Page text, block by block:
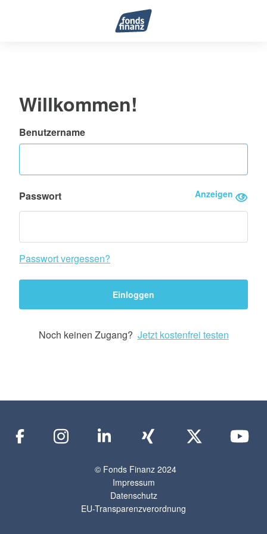
Willkommen!
Benutzername
Passwort Anzeigen
Passwort vergessen?
Einloggen
Noch keinen Zugang? Jetzt kostenfrei testen
© Fonds Finanz 2024
Impressum
Datenschutz
EU-Transparenzverordnung